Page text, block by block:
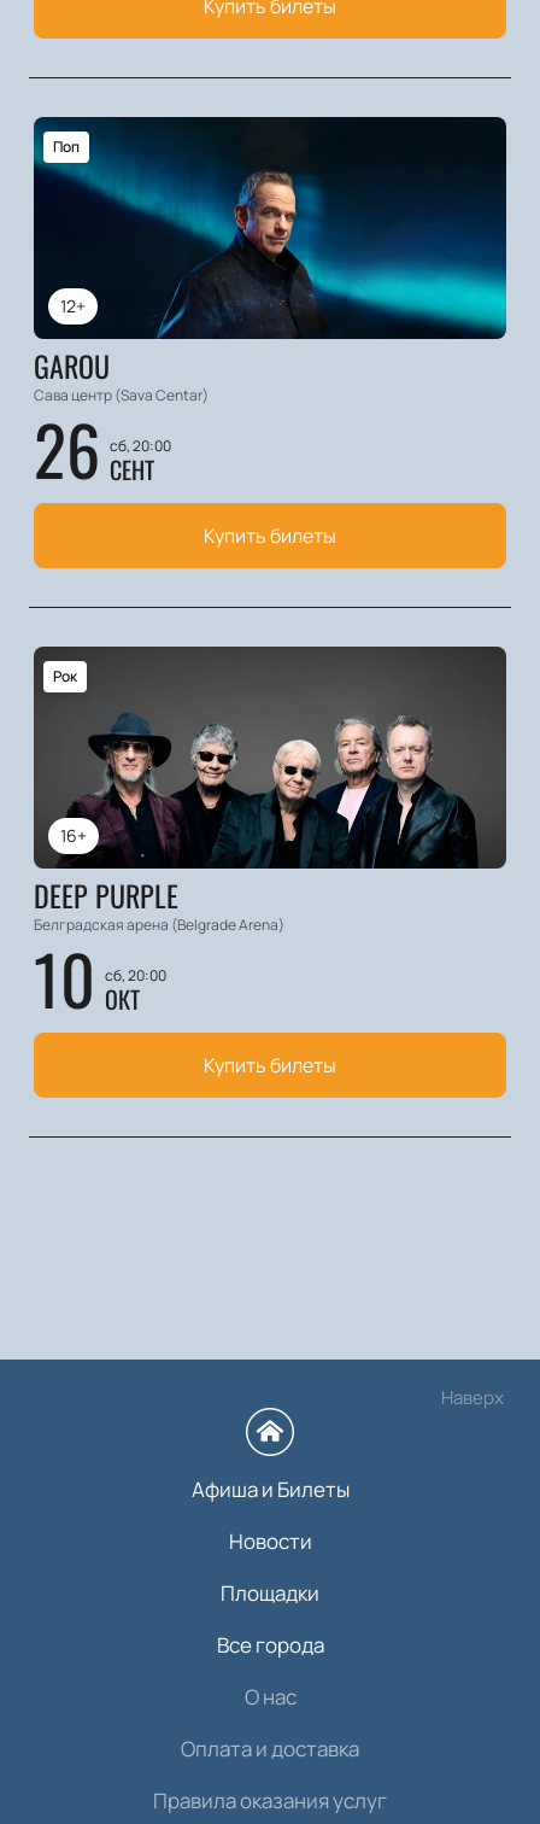
Купить билеты
12+
Поп
GAROU
Сава центр (Sava Centar)
26 сб, 20:00
СЕНТ
Купить билеты
16+
Рок
DEEP PURPLE
Белградская арена (Belgrade Arena)
10 сб, 20:00
ОКТ
Купить билеты
Наверх
Афиша и Билеты
Новости
Площадки
Все города
О нас
Оплата и доставка
Правила оказания услуг